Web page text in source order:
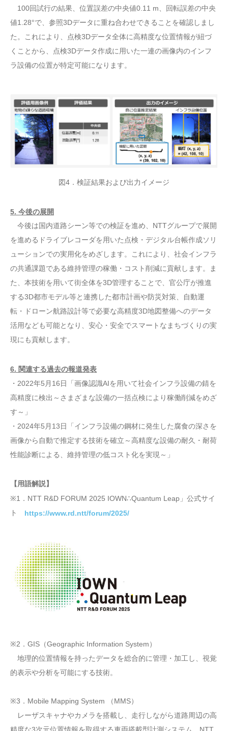
100回試行の結果、位置誤差の中央値0.11 m、回転誤差の中央
値1.28°で、参照3Dデータに重ね合わせできることを確認しまし
た。これにより、点検3Dデータ全体に高精度な位置情報が紐づ
くことから、点検3Dデータ作成に用いた一連の画像内のインフ
ラ設備の位置が特定可能になります。
図4．検証結果および出力イメージ
5. 今後の展開
今後は国内道路シーン等での検証を進め、NTTグループで展開
を進めるドライブレコーダを用いた点検・デジタル台帳作成ソリ
ューションでの実用化をめざします。これにより、社会インフラ
の共通課題である維持管理の稼働・コスト削減に貢献します。ま
た、本技術を用いて街全体を3D管理することで、官公庁が推進
する3D都市モデル等と連携した都市計画や防災対策、自動運
転・ドローン航路設計等で必要な高精度3D地図整備へのデータ
活用なども可能となり、安心・安全でスマートなまちづくりの実
現にも貢献します。
6. 関連する過去の報道発表
・2022年5月16日「画像認識AIを用いて社会インフラ設備の錆を
高精度に検出～さまざまな設備の一括点検により稼働削減をめざ
す～」
・2024年5月13日「インフラ設備の鋼材に発生した腐食の深さを
画像から自動で推定する技術を確立​～高精度な設備の耐久・耐荷
性能診断による、維持管理の低コスト化を実現～」
【用語解説】
※1．NTT R&D FORUM 2025 IOWN∴Quantum Leap」公式サイ
ト https://www.rd.ntt/forum/2025/
※2．GIS（Geographic Information System）
地理的位置情報を持ったデータを総合的に管理・加工し、視覚
的表示や分析を可能にする技術。
※3．Mobile Mapping System （MMS）
レーザスキャナやカメラを搭載し、走行しながら道路周辺の高